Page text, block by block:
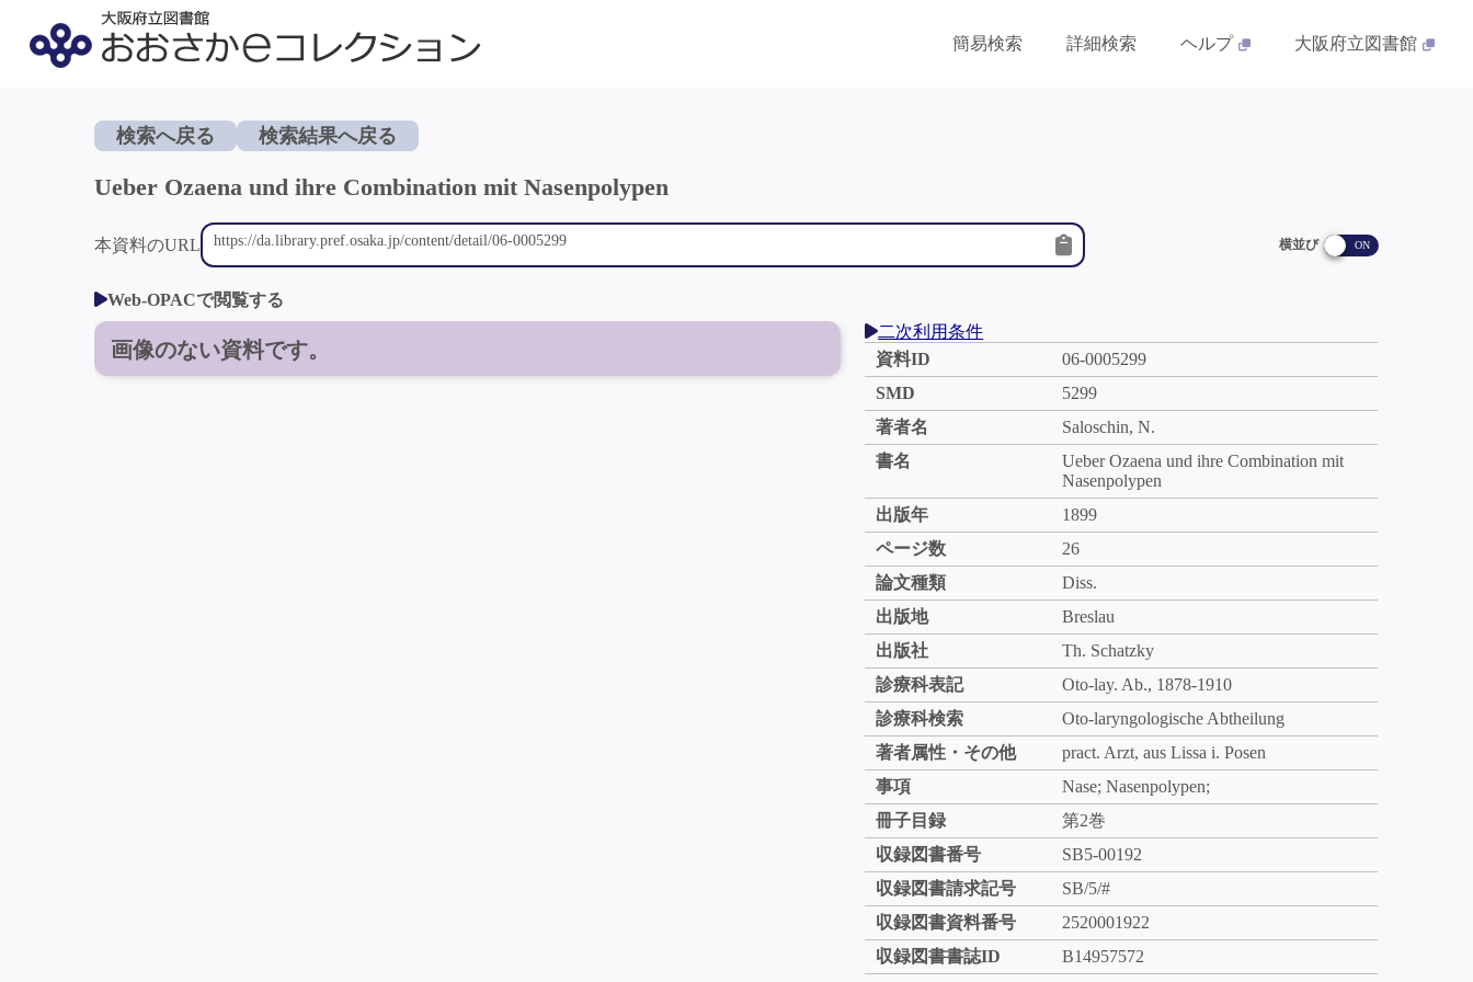
簡易検索 詳細検索 ヘルプ 大阪府立図書館
検索へ戻る 検索結果へ戻る
Ueber Ozaena und ihre Combination mit Nasenpolypen
本資料のURL 横並び
Web-OPACで閲覧する
画像のない資料です。
二次利用条件
資料ID
06-0005299
SMD
5299
著者名
Saloschin, N.
書名
Ueber Ozaena und ihre Combination mit
Nasenpolypen
出版年
1899
ページ数
26
論文種類
Diss.
出版地
Breslau
出版社
Th. Schatzky
診療科表記
Oto-lay. Ab., 1878-1910
診療科検索
Oto-laryngologische Abtheilung
著者属性・その他
pract. Arzt, aus Lissa i. Posen
事項
Nase; Nasenpolypen;
冊子目録
第2巻
収録図書番号
SB5-00192
収録図書請求記号
SB/5/#
収録図書資料番号
2520001922
収録図書書誌ID
B14957572